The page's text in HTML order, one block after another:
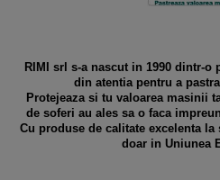
RIMI srl s-a nascut in 1990 dintr-
din atentia pentru a
Protejeaza si tu valoarea masinii
de soferi au ales sa o faca
Cu produse de calitate excelenta
doar in Uniunea